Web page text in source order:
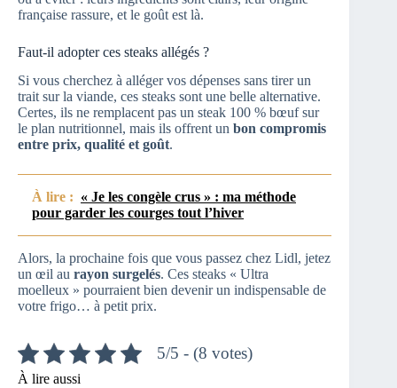
française rassure, et le goût est là.
Faut-il adopter ces steaks allégés ?
Si vous cherchez à alléger vos dépenses sans tirer un
trait sur la viande, ces steaks sont une belle alternative.
Certes, ils ne remplacent pas un steak 100 % bœuf sur
le plan nutritionnel, mais ils offrent un bon compromis
entre prix, qualité et goût.
À lire : « Je les congèle crus » : ma méthode
pour garder les courges tout l’hiver
Alors, la prochaine fois que vous passez chez Lidl, jetez
un œil au rayon surgelés. Ces steaks « Ultra
moelleux » pourraient bien devenir un indispensable de
votre frigo… à petit prix.
5/5 - (8 votes)
À lire aussi